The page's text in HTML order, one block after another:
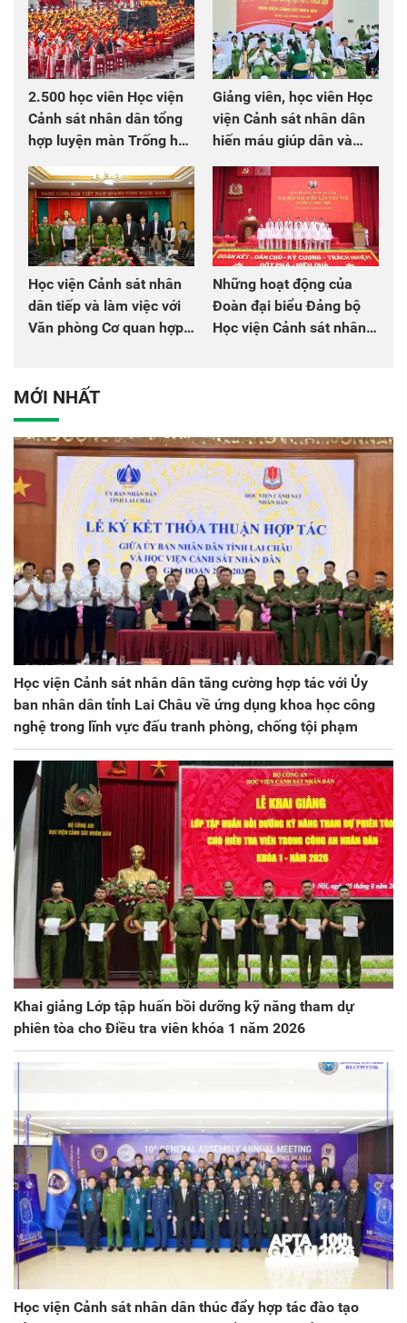
2.500 học viên Học viện
Cảnh sát nhân dân tổng
hợp luyện màn Trống hội
chào mừng Đại hội Đảng
Giảng viên, học viên Học
viện Cảnh sát nhân dân
hiến máu giúp dân và
đồng đội
Học viện Cảnh sát nhân
dân tiếp và làm việc với
Văn phòng Cơ quan hợp
Những hoạt động của
Đoàn đại biểu Đảng bộ
Học viện Cảnh sát nhân
MỚI NHẤT
Học viện Cảnh sát nhân dân tăng cường hợp tác với Ủy
ban nhân dân tỉnh Lai Châu về ứng dụng khoa học công
nghệ trong lĩnh vực đấu tranh phòng, chống tội phạm
Khai giảng Lớp tập huấn bồi dưỡng kỹ năng tham dự
phiên tòa cho Điều tra viên khóa 1 năm 2026
Học viện Cảnh sát nhân dân thúc đẩy hợp tác đào tạo